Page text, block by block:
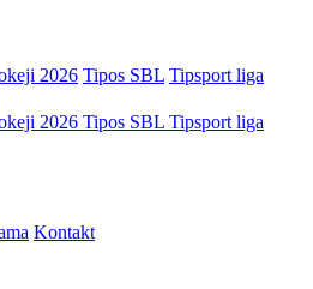
2026 Tipos SBL Tipsport liga
2026 Tipos SBL Tipsport liga
Kontakt